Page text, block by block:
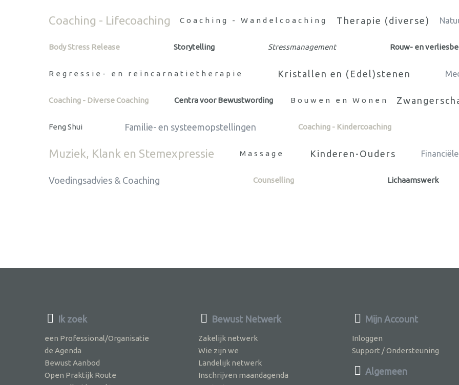
Coaching - Lifecoaching Coaching - Wandelcoaching Therapie (diverse)
Body Stress Release Storytelling Stressmanagement Rouw- en
Regressie- en reïncarnatietherapie Kristallen en (Edel)stenen
Coaching - Diverse Coaching Centra voor Bewustwording Bouwen en Wonen
Feng Shui Familie- en systeemopstellingen Coaching - Kindercoaching
Muziek, Klank en Stemexpressie Massage Kinderen-Ouders
Voedingsadvies & Coaching Counselling Lichaamswerk
Ik zoek
een Professional/Organisatie
de Agenda
Bewust Aanbod
Open Praktijk Route
Bewust Netwerk
Zakelijk netwerk
Wie zijn we
Landelijk netwerk
Inschrijven maandagenda
Mijn Account
Inloggen
Support / Ondersteuning
Algemeen